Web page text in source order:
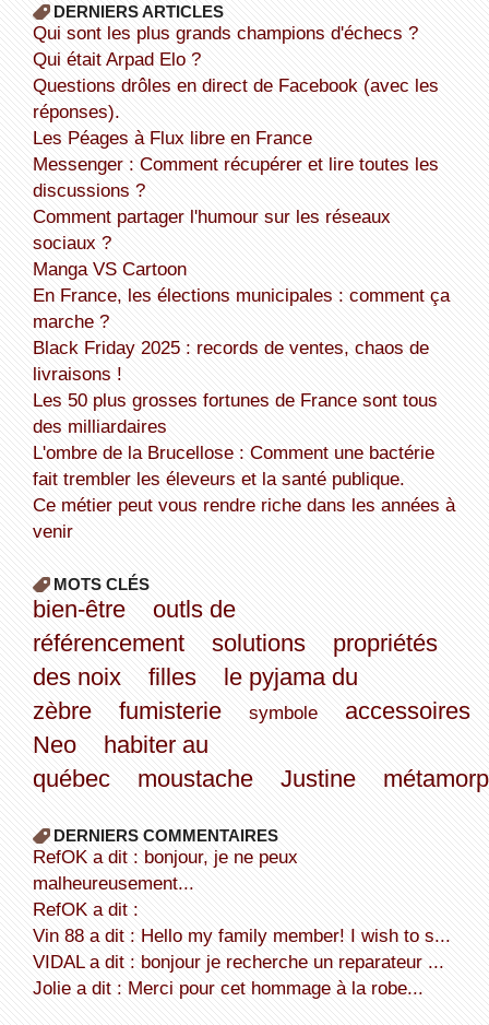
DERNIERS ARTICLES
Qui sont les plus grands champions d'échecs ?
Qui était Arpad Elo ?
Questions drôles en direct de Facebook (avec les
réponses).
Les Péages à Flux libre en France
Messenger : Comment récupérer et lire toutes les
discussions ?
Comment partager l'humour sur les réseaux
sociaux ?
Manga VS Cartoon
En France, les élections municipales : comment ça
marche ?
Black Friday 2025 : records de ventes, chaos de
livraisons !
Les 50 plus grosses fortunes de France sont tous
des milliardaires
L'ombre de la Brucellose : Comment une bactérie
fait trembler les éleveurs et la santé publique.
Ce métier peut vous rendre riche dans les années à
venir
MOTS CLÉS
bien-être
outls de
référencement
solutions
propriétés
des noix
filles
le pyjama du
zèbre
fumisterie symbole
accessoires
Neo
habiter au
québec
moustache Justine
DERNIERS COMMENTAIRES
refOK a dit : bonjour, je ne peux
malheureusement...
refOK a dit :
Vin 88 a dit : Hello my family member! I wish to s...
VIDAL a dit : bonjour je recherche un reparateur ...
Jolie a dit : Merci pour cet hommage à la robe...